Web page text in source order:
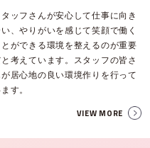
タッフさんが安心して仕事に向き
、やりがいを感じて笑顔で働く
とができる環境を整えるのが重要
考えています。スタッフの皆さ
が居心地の良い環境作りを行って
す。
VIEW MORE